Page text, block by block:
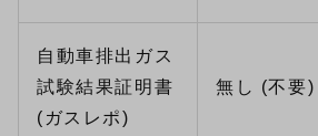
自動車排出ガス
試験結果証明書
(ガスレポ)
無し (不要)